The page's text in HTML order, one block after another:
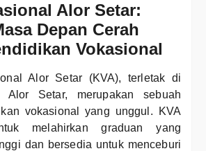
Alor Setar:
Depan Cerah
Vokasional
Alor Setar (KVA), terletak di
Alor Setar, merupakan sebuah
vokasional yang unggul. KVA
melahirkan graduan yang
dan bersedia untuk menceburi